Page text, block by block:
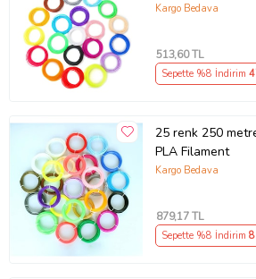
Kargo Bedava
513,60 TL
Sepette %8 İndirim
25 renk 250
PLA Filament
Kargo Bedava
879,17 TL
Sepette %8 İndirim